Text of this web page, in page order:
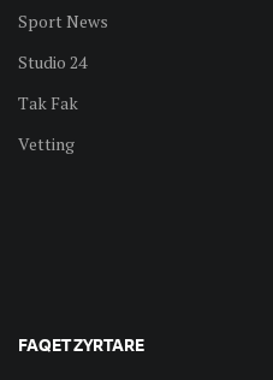
Sport News
Studio 24
Tak Fak
Vetting
FAQET ZYRTARE